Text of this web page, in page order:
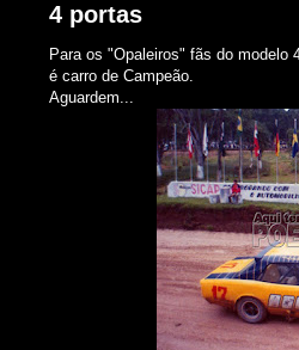
4 portas
Para os "Opaleiros" fãs do modelo
é carro de Campeão.
Aguardem...